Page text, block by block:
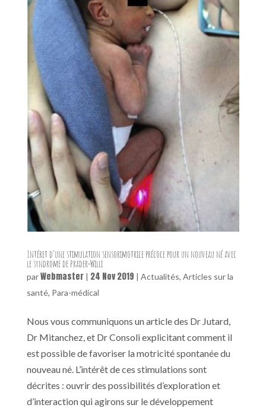
Intéret d’une stimulation sensorimotrice précoce pour un nouveau né avec
le syndrome de Prader-Willi
parWebmaster| 24 Nov 2019 | Actualités, Articles sur la
santé, Para-médical
Nous vous communiquons un article des Dr Jutard,
Dr Mitanchez, et Dr Consoli explicitant comment il
est possible de favoriser la motricité spontanée du
nouveau né. L’intérêt de ces stimulations sont
décrites : ouvrir des possibilités d’exploration et
d’interaction qui agirons sur le développement